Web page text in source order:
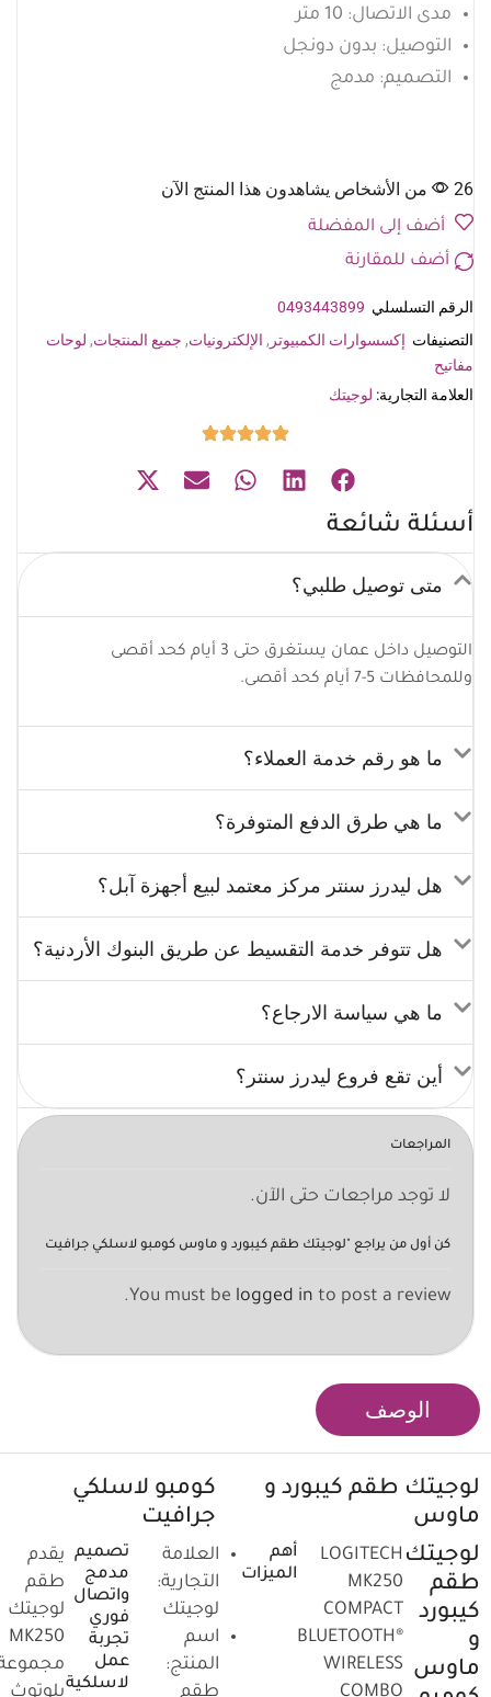
مدى الاتصال: 10 متر
التوصيل: بدون دونجل
التصميم: مدمج
26 من الأشخاص يشاهدون هذا المنتج الآن
أضف إلى المفضلة
أضف للمقارنة
الرقم التسلسلي 0493443899
التصنيفات إكسسوارات الكمبيوتر , الإلكترونيات, جميع المنتجات, لوحات
مفاتيح
العلامة التجارية: لوجيتك
أسئلة شائعة
متى توصيل طلبي؟
التوصيل داخل عمان يستغرق حتى 3 أيام كحد أقصى
وللمحافظات 5-7 أيام كحد أقصى.
ما هو رقم خدمة العملاء؟
ما هي طرق الدفع المتوفرة؟
هل ليدرز سنتر مركز معتمد لبيع أجهزة آبل؟
هل تتوفر خدمة التقسيط عن طريق البنوك الأردنية؟
ما هي سياسة الارجاع؟
أين تقع فروع ليدرز سنتر؟
المراجعات
لا توجد مراجعات حتى الآن.
كن أول من يراجع "لوجيتك طقم كيبورد و ماوس كومبو لاسلكي جرافيت
You must be logged in to post a review.
الوصف
لوجيتك طقم كيبورد و
ماوس
كومبو لاسلكي
جرافيت
لوجيتك
طقم
كيبورد
و
ماوس
LOGITECH
MK250
COMPACT
BLUETOOTH®
WIRELESS
COMBO
أهم
الميزات
العلامة
التجارية:
لوجيتك
اسم
المنتج:
طقم
تصميم
مدمج
واتصال
فوري
تجربة
عمل
لاسلكية
يقدم
طقم
لوجيتك
MK250
بلوتوث